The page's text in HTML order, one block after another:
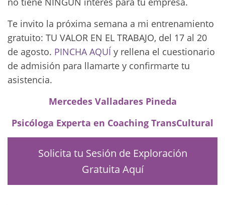
Te invito la próxima semana a mi entrenamiento
gratuito: TU VALOR EN EL TRABAJO, del 17 al 20
de agosto. PINCHA AQUÍ y rellena el cuestionario
de admisión para llamarte y confirmarte tu
asistencia.
Mercedes Valladares Pineda
Psicóloga Experta en Coaching TransCultural
Solicita tu Sesión de Exploración
Gratuita Aquí